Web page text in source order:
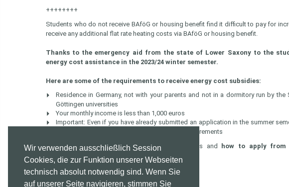
Wir verwenden ausschließlich Session
Cookies, die zur Funktion unserer Webseiten
technisch absolut notwendig sind. Wenn Sie
auf unserer Seite navigieren, stimmen Sie
++++++++
Students who do not receive BAföG or housing benefit find it difficult to pay for
receive any additional flat rate heating costs via BAföG or housing benefit.
Thanks to the emergency aid from the state of Lower Saxony to the
energy cost assistance in the 2023/24 winter semester.
Here are some of the requirements to receive energy cost subsidies:
Residence in Germany, not with your parents and not in a dormitory run by
Göttingen universities
Your monthly income is less than 1,000 euros
Important: Even if you have already submitted an application in the summer
assistance if you meet the above-mentioned requirements
All informationabout the group of beneficiaries and how to apply from
Energiekostenbeihilfe